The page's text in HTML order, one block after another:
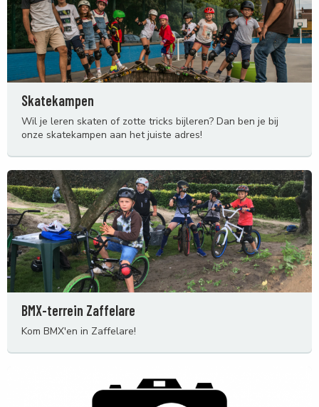
Skatekampen
Wil je leren skaten of zotte tricks bijleren? Dan ben je bij
onze skatekampen aan het juiste adres!
BMX-terrein Zaffelare
Kom BMX'en in Zaffelare!